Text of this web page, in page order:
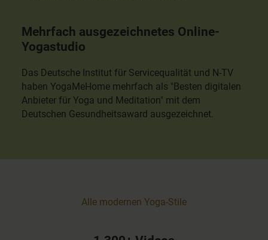
Mehrfach ausgezeichnetes Online-
Yogastudio
Das Deutsche Institut für Servicequalität und N-TV
haben YogaMeHome mehrfach als "Besten digitalen
Anbieter für Yoga und Meditation" mit dem
Deutschen Gesundheitsaward ausgezeichnet.
Alle modernen Yoga-Stile